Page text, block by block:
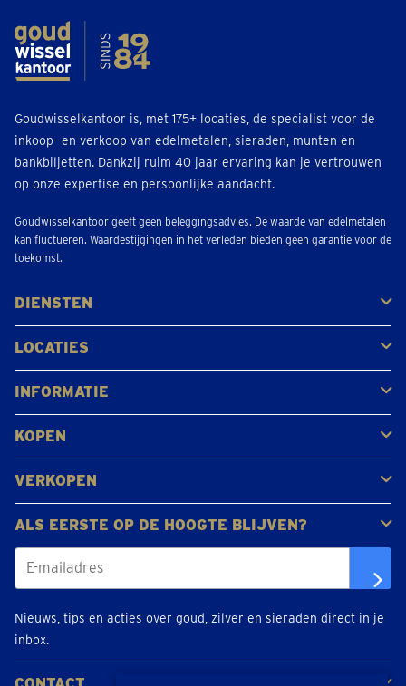
Goudwisselkantoor is, met 175+ locaties, de specialist voor de
inkoop- en verkoop van edelmetalen, sieraden, munten en
bankbiljetten. Dankzij ruim 40 jaar ervaring kan je vertrouwen
op onze expertise en persoonlijke aandacht.
Goudwisselkantoor geeft geen beleggingsadvies. De waarde van edelmetalen
kan fluctueren. Waardestijgingen in het verleden bieden geen garantie voor de
toekomst.
DIENSTEN
Kopen
Verkopen
Veilen
LOCATIES
Antwerpen
Brugge
Kapellen
Leuven
Mol
Schilde
Sint-Niklaas
Bekijk alle locaties
INFORMATIE
Veelgestelde vragen
Klantbeoordelingen
KOPEN
Goud kopen
Platina en palladium kopen
Zilver kopen
VERKOPEN
Gouden juwelen
Gouden munten
Gouden staven
ALS EERSTE OP DE HOOGTE BLIJVEN?
Nieuws, tips en acties over goud, zilver en sieraden direct in je
inbox.